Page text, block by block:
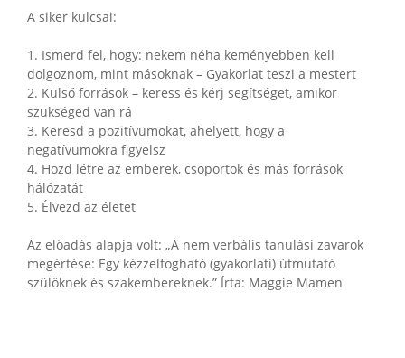
A siker kulcsai:
1. Ismerd fel, hogy: nekem néha keményebben kell
dolgoznom, mint másoknak – Gyakorlat teszi a mestert
2. Külső források – keress és kérj segítséget, amikor
szükséged van rá
3. Keresd a pozitívumokat, ahelyett, hogy a
negatívumokra figyelsz
4. Hozd létre az emberek, csoportok és más források
hálózatát
5. Élvezd az életet
Az előadás alapja volt: „A nem verbális tanulási zavarok
megértése: Egy kézzelfogható (gyakorlati) útmutató
szülőknek és szakembereknek.” Írta: Maggie Mamen